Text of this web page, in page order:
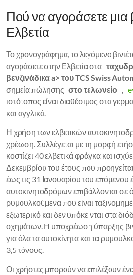
Πού να αγοράσετε μια
Ελβετία
Το χρονογράφημα, το λεγόμενο
αγοράσετε στην Ελβετία στα
βενζινάδικα a>του TCS Swiss
σημεία πώλησηςστο τελωνείο ,
ιστότοπος είναι διαθέσιμος στα
και αγγλικά.
Η χρήση των ελβετικών
χρέωση. Συλλέγεται με τη μορφή
κοστίζει 40 ελβετικά φράγκα και
Δεκεμβρίου του έτους που
έως τις 31 Ιανουαρίου του επόμενου
αυτοκινητοδρόμων επιβάλλονται σε
ρυμουλκούμενα που είναι
εξωτερικό και δεν υπόκεινται στα
οχημάτων. Η υποχρέωση ύπαρξης
για όλα τα αυτοκίνητα και τα
3,5 τόνους.
Οι χρήστες μπορούν να επιλέξουν